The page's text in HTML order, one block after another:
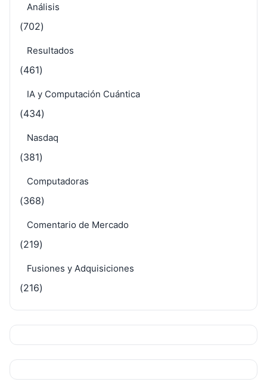
Análisis
(702)
Resultados
(461)
IA y Computación Cuántica
(434)
Nasdaq
(381)
Computadoras
(368)
Comentario de Mercado
(219)
Fusiones y Adquisiciones
(216)